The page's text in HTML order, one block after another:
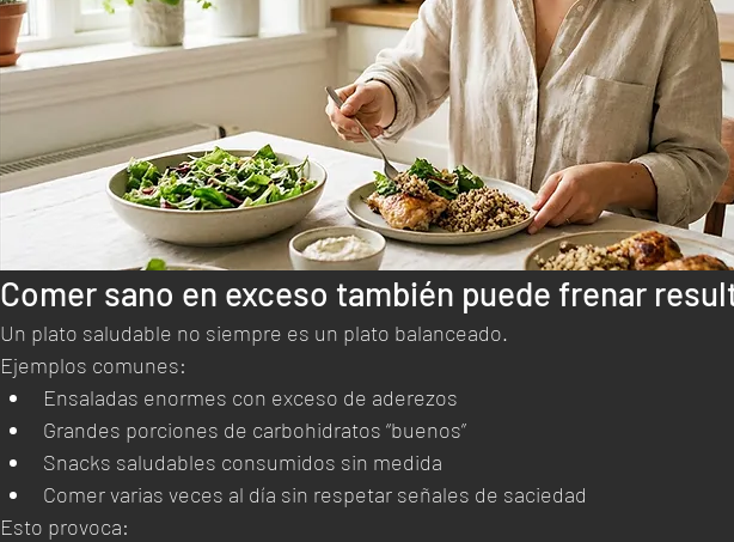
Comer sano en exceso también puede frenar
Un plato saludable no siempre es un plato balanceado.
Ejemplos comunes:
Ensaladas enormes con exceso de aderezos
Grandes porciones de carbohidratos “buenos”
Snacks saludables consumidos sin medida
Comer varias veces al día sin respetar señales de saciedad
Esto provoca: